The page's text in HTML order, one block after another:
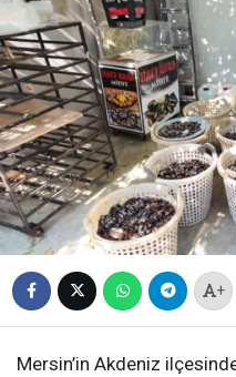
+
Mersin’in Akdeniz